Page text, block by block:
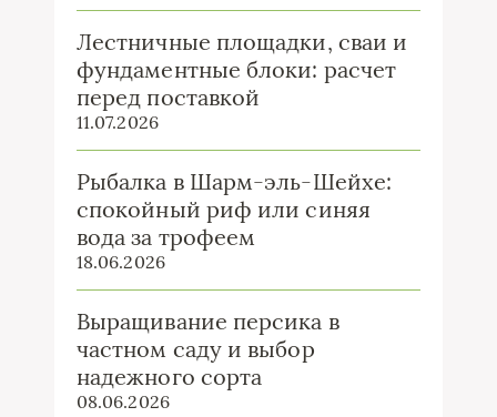
Лестничные площадки, сваи и
фундаментные блоки: расчет
перед поставкой
11.07.2026
Рыбалка в Шарм-эль-Шейхе:
спокойный риф или синяя
вода за трофеем
18.06.2026
Выращивание персика в
частном саду и выбор
надежного сорта
08.06.2026